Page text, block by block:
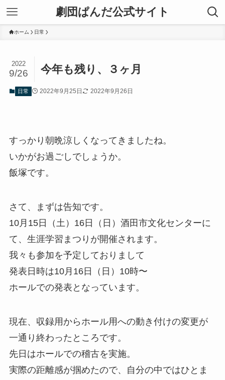
劇団ぱんだ公式サイト
ホーム 日常
今年も残り、３ヶ月
2022
9/26
日常 2022年9月25日 2022年9月26日
すっかり朝晩涼しくなってきましたね。
いかがお過ごしでしょうか。
飯塚です。
さて、まずは告知です。
10月15日（土）16日（日）酒田市文化センターに
て、生涯学習まつりが開催されます。
我々も参加を予定しておりまして
発表日時は10月16日（日）10時〜
ホールでの発表となっています。
現在、収録用からホール用への動き付けの変更が
一通り終わったところです。
先日はホールでの稽古を実施。
実際の距離感が掴めたので、自分の中ではひとま